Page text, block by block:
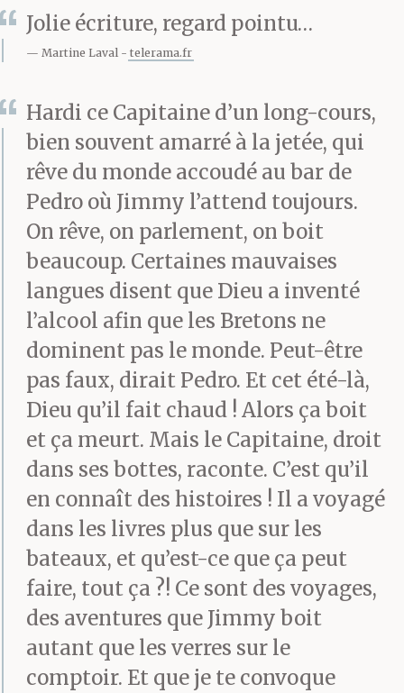
lui tape sur l’épaule. Se
remémore de vieux
«Jimmy, du temps où tu
tournoyais dans les airs
comme un oiseau en
cage, on avait peur,
nous ici, que la
mécanique soudain
défaille à cause des
vents fous et que tu
finisses aplati, rétamé,
réduit en becquetées
fines idéales pour le
hors d’œuvre des
goélands nichant sur
l’île d’en face ».
Jolie écriture, regard pointu…
Martine Laval telerama.fr
Hardi ce Capitaine d’un long-cours,
bien souvent amarré à la jetée, qui
rêve du monde accoudé au bar de
Pedro où Jimmy l’attend toujours.
On rêve, on parlement, on boit
beaucoup. Certaines mauvaises
langues disent que Dieu a inventé
l’alcool afin que les Bretons ne
dominent pas le monde. Peut-être
pas faux, dirait Pedro. Et cet été-là,
Dieu qu’il fait chaud ! Alors ça boit
et ça meurt. Mais le Capitaine, droit
dans ses bottes, raconte. C’est qu’il
en connaît des histoires ! Il a voyagé
dans les livres plus que sur les
bateaux, et qu’est-ce que ça peut
faire, tout ça ?! Ce sont des voyages,
des aventures que Jimmy boit
autant que les verres sur le
comptoir. Et que je te convoque